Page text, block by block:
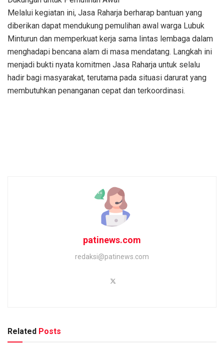
Melalui kegiatan ini, Jasa Raharja berharap bantuan yang
diberikan dapat mendukung pemulihan awal warga Lubuk
Minturun dan memperkuat kerja sama lintas lembaga dalam
menghadapi bencana alam di masa mendatang. Langkah ini
menjadi bukti nyata komitmen Jasa Raharja untuk selalu
hadir bagi masyarakat, terutama pada situasi darurat yang
membutuhkan penanganan cepat dan terkoordinasi.
patinews.com
redaksi@patinews.com
Related Posts